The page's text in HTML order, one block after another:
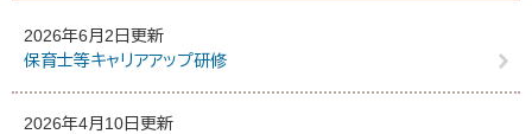
2026年6月2日更新
保育士等キャリアアップ研修
2026年4月10日更新